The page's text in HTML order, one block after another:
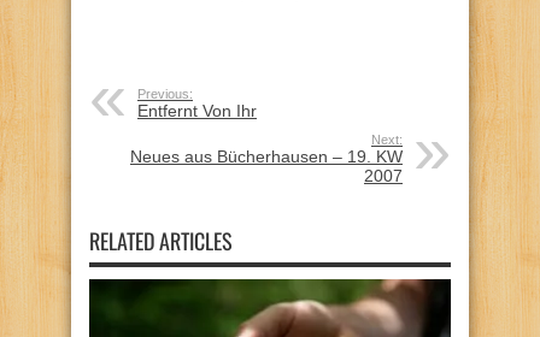
Previous:
Entfernt Von Ihr
Next:
Neues aus Bücherhausen – 19. KW
2007
RELATED ARTICLES